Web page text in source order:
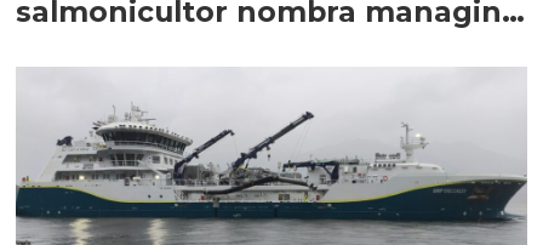
salmonicultor nombra managing